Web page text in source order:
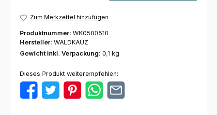
Zum Merkzettel hinzufügen
Produktnummer: WK0500510
Hersteller: WALDKAUZ
Gewicht inkl. Verpackung: 0,1 kg
Dieses Produkt weiterempfehlen: